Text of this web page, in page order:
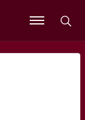
Ouvrir
le